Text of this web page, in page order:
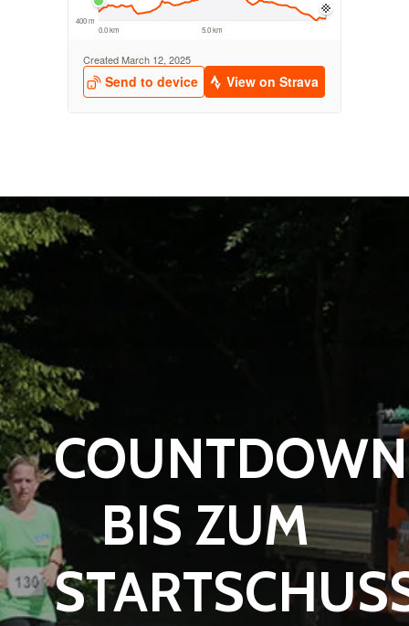
COUNTDOWN
BIS ZUM